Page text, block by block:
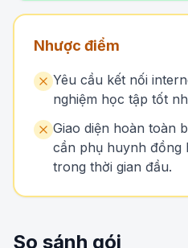
Nhược điểm
Yêu cầu kết nối
nghiệm học tập tốt
Giao diện hoàn toàn
cần phụ huynh đồng
trong thời gian đầu.
So sánh gói